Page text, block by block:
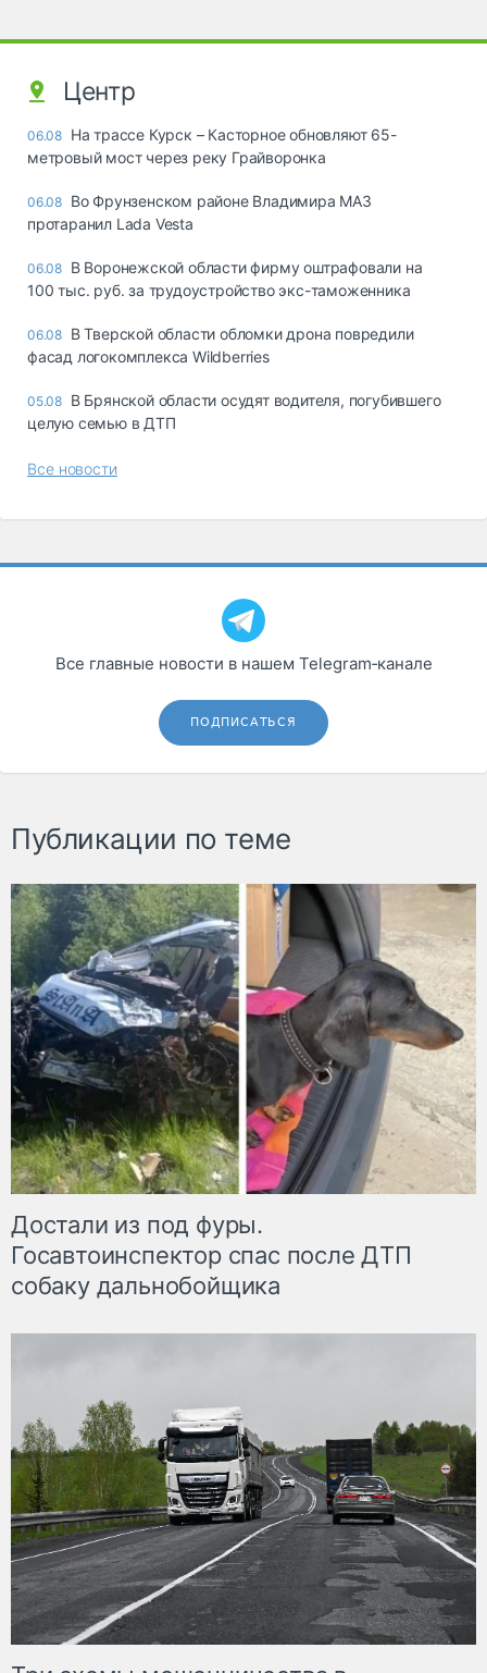
Центр
06.08 На трассе Курск – Касторное обновляют 65-
метровый мост через реку Грайворонка
06.08 Во Фрунзенском районе Владимира МАЗ
протаранил Lada Vesta
06.08 В Воронежской области фирму оштрафовали на
100 тыс. руб. за трудоустройство экс-таможенника
06.08 В Тверской области обломки дрона повредили
фасад логокомплекса Wildberries
05.08 В Брянской области осудят водителя, погубившего
целую семью в ДТП
Все новости
Все главные новости в нашем Telegram‑канале
ПОДПИСАТЬСЯ
Публикации по теме
Достали из под фуры.
Госавтоинспектор спас после ДТП
собаку дальнобойщика